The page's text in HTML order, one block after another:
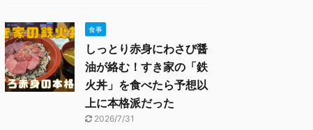
食事
しっとり赤身にわさび醤
油が絡む！すき家の「鉄
火丼」を食べたら予想以
上に本格派だった
2026/7/31